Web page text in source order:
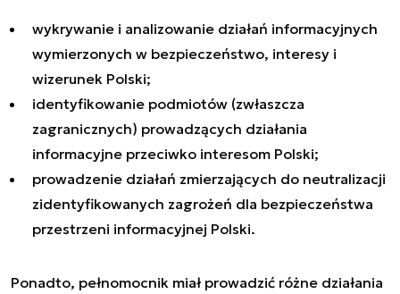
wykrywanie i analizowanie działań informacyjnych
wymierzonych w bezpieczeństwo, interesy i
wizerunek Polski;
identyfikowanie podmiotów (zwłaszcza
zagranicznych) prowadzących działania
informacyjne przeciwko interesom Polski;
prowadzenie działań zmierzających do neutralizacji
zidentyfikowanych zagrożeń dla bezpieczeństwa
przestrzeni informacyjnej Polski.
Ponadto, pełnomocnik miał prowadzić różne działania